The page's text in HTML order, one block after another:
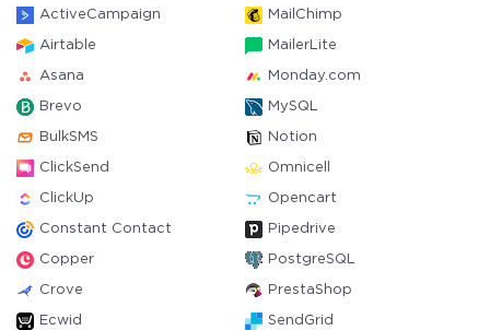
ActiveCampaign MailChimp
Airtable MailerLite
Asana Monday.com
Brevo MySQL
BulkSMS Notion
ClickSend Omnicell
ClickUp Opencart
Constant Contact Pipedrive
Copper PostgreSQL
Crove PrestaShop
Ecwid SendGrid